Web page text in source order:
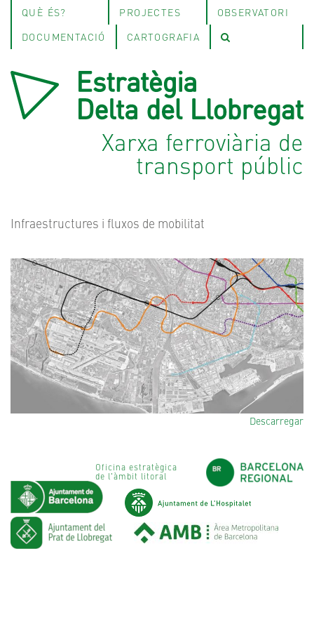
QUÈ ÉS? PROJECTES
OBSERVATORI
DOCUMENTACIÓ
CARTOGRAFIA
Xarxa ferroviària de
transport públic
Infraestructures i fluxos de mobilitat
Descarregar
Oficina estratègica
de l'àmbit litoral